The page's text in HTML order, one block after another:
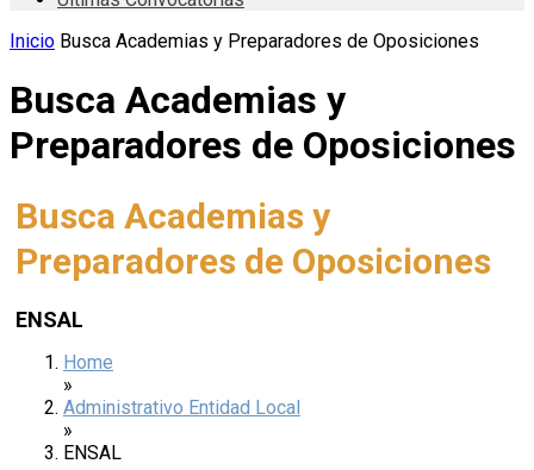
Inicio Busca Academias y Preparadores de Oposiciones
Busca Academias y
Preparadores de Oposiciones
Busca Academias y
Preparadores de Oposiciones
ENSAL
Home
»
Administrativo Entidad Local
»
ENSAL